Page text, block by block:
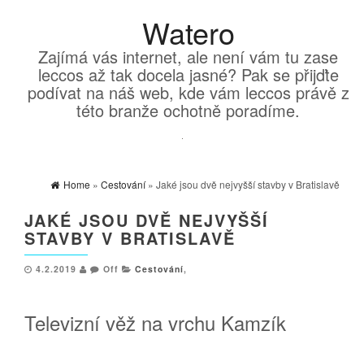
Watero
Zajímá vás internet, ale není vám tu zase
leccos až tak docela jasné? Pak se přijďte
podívat na náš web, kde vám leccos právě z
této branže ochotně poradíme.
Home » Cestování» Jaké jsou dvě nejvyšší stavby v Bratislavě
JAKÉ JSOU DVĚ NEJVYŠŠÍ
STAVBY V BRATISLAVĚ
4.2.2019 Off Cestování,
Televizní věž na vrchu Kamzík